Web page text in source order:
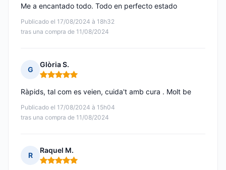
Publicado el 17/08/2024 à 18h32
tras una compra de 11/08/2024
Me a encantado todo. Todo en perfecto estado
G
Glòria S.
Nota: 5 de 5
Publicado el 17/08/2024 à 15h04
tras una compra de 11/08/2024
Ràpids, tal com es veien, cuida't amb cura . Molt be
R
Raquel M.
Nota: 5 de 5